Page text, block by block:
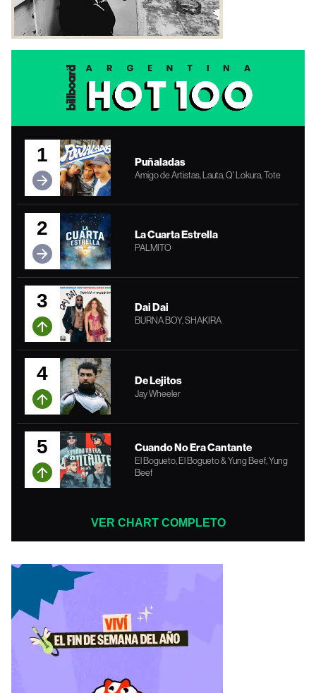
1 Puñaladas
Amigo de Artistas, Lauta, Q' Lokura, Tote
2 La Cuarta Estrella
PALMITO
3 Dai Dai
BURNA BOY, SHAKIRA
4 De Lejitos
Jay Wheeler
5 Cuando No Era Cantante
El Bogueto, El Bogueto & Yung Beef, Yung
Beef
VER CHART COMPLETO